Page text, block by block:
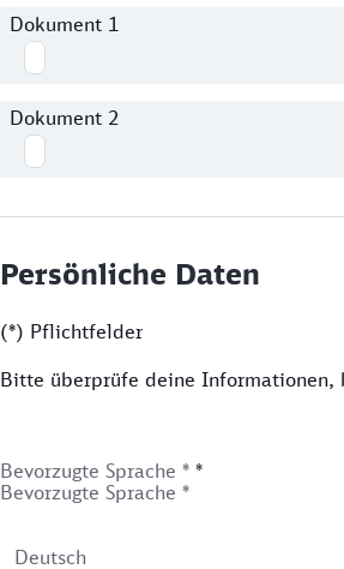
Dokument 1
Dokument 2
Persönliche Daten
(*) Pflichtfelder
Bitte überprüfe deine Informationen,
Bevorzugte Sprache * *
Bevorzugte Sprache *